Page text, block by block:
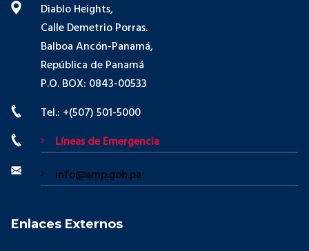
Diablo Heights,
Calle Demetrio Porras.
Balboa Ancón-Panamá,
República de Panamá
P.O. BOX: 0843-00533
Tel.: +(507) 501-5000
Líneas de Emergencia
info@amp.gob.pa
Enlaces Externos